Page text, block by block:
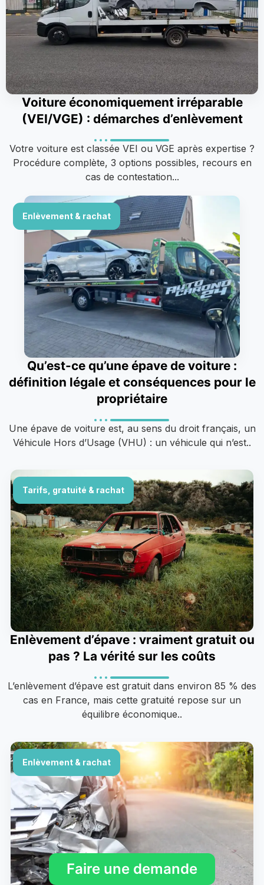
Voiture économiquement irréparable
(VEI/VGE) : démarches d’enlèvement
Votre voiture est classée VEI ou VGE après expertise ?
Procédure complète, 3 options possibles, recours en
cas de contestation...
Enlèvement & rachat
Qu’est-ce qu’une épave de voiture :
définition légale et conséquences pour le
propriétaire
Une épave de voiture est, au sens du droit français, un
Véhicule Hors d’Usage (VHU) : un véhicule qui n’est..
Tarifs, gratuité & rachat
Enlèvement d’épave : vraiment gratuit ou
pas ? La vérité sur les coûts
L’enlèvement d’épave est gratuit dans environ 85 % des
cas en France, mais cette gratuité repose sur un
équilibre économique..
Enlèvement & rachat
Faire une demande